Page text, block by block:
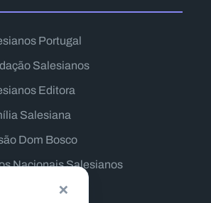
Portugal
Salesianos
Editora
Salesiana
Dom Bosco
Nacionais Salesianos
×